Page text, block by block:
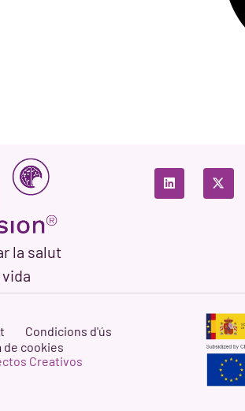
la salut
Condicions d'ús
de cookies
Creativos